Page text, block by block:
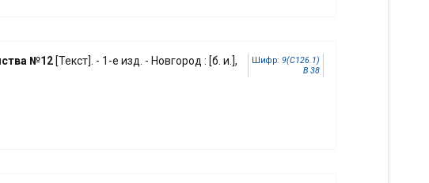
Шифр: 9(С126.1)
В 38
№12 [Текст]. - 1-е изд. - Новгород : [б. и.],